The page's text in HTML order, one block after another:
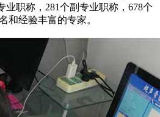
业职称，281个副专业职称，678个
和经验丰富的专家。